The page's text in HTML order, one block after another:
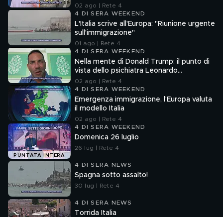
02 ago | Rete 4
4 DI SERA WEEKEND
L'Italia scrive all'Europa: "Riunione urgente
sull'immigrazione"
01 ago | Rete 4
4 DI SERA WEEKEND
Nella mente di Donald Trump: il punto di
vista dello psichiatra Leonardo
Mendolicchio
02 ago | Rete 4
4 DI SERA WEEKEND
Emergenza immigrazione, l'Europa valuta
il modello Italia
02 ago | Rete 4
PUNTATA INTERA
4 DI SERA WEEKEND
Domenica 26 luglio
26 lug | Rete 4
4 DI SERA NEWS
Spagna sotto assalto!
30 lug | Rete 4
4 DI SERA NEWS
Torrida Italia